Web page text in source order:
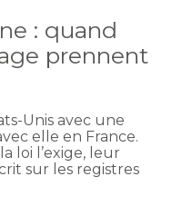
: quand
prennent
Unis avec une
elle en France.
loi l’exige, leur
sur les registres